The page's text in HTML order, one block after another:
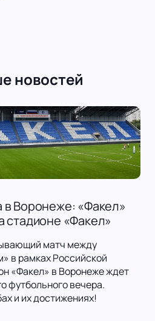
новостей
в Воронеже: «Факел»
стадионе «Факел»
матч между
в рамках Российской
«Факел» в Воронеже ждет
футбольного вечера.
и их достижениях!